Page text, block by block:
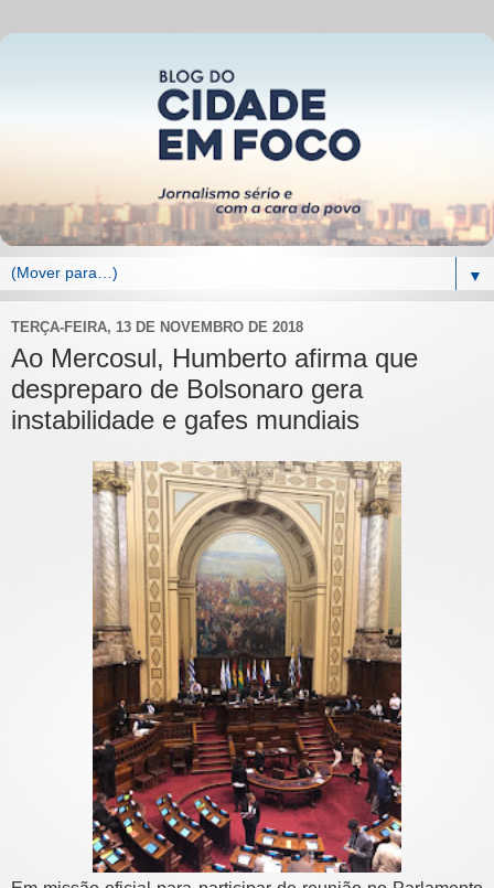
▼
TERÇA-FEIRA, 13 DE NOVEMBRO DE 2018
Ao Mercosul, Humberto afirma que
despreparo de Bolsonaro gera
instabilidade e gafes mundiais